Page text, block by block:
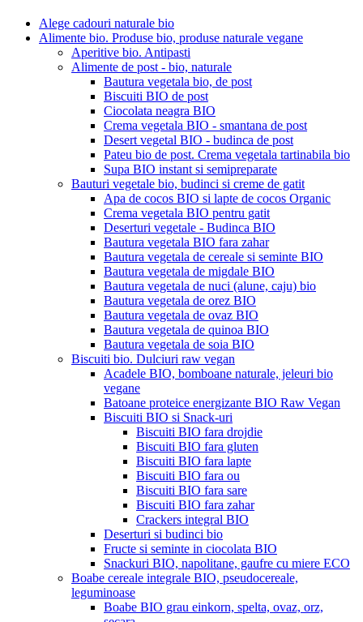
Alege cadouri naturale bio
Alimente bio. Produse bio, produse naturale vegane
Aperitive bio. Antipasti
Alimente de post - bio, naturale
Bautura vegetala bio, de post
Biscuiti BIO de post
Ciocolata neagra BIO
Crema vegetala BIO - smantana de post
Desert vegetal BIO - budinca de post
Pateu bio de post. Crema vegetala tartinabila bio
Supa BIO instant si semipreparate
Bauturi vegetale bio, budinci si creme de gatit
Apa de cocos BIO si lapte de cocos Organic
Crema vegetala BIO pentru gatit
Deserturi vegetale - Budinca BIO
Bautura vegetala BIO fara zahar
Bautura vegetala de cereale si seminte BIO
Bautura vegetala de migdale BIO
Bautura vegetala de nuci (alune, caju) bio
Bautura vegetala de orez BIO
Bautura vegetala de ovaz BIO
Bautura vegetala de quinoa BIO
Bautura vegetala de soia BIO
Biscuiti bio. Dulciuri raw vegan
Acadele BIO, bomboane naturale, jeleuri bio
vegane
Batoane proteice energizante BIO Raw Vegan
Biscuiti BIO si Snack-uri
Biscuiti BIO fara drojdie
Biscuiti BIO fara gluten
Biscuiti BIO fara lapte
Biscuiti BIO fara ou
Biscuiti BIO fara sare
Biscuiti BIO fara zahar
Crackers integral BIO
Deserturi si budinci bio
Fructe si seminte in ciocolata BIO
Snackuri BIO, napolitane, gaufre cu miere ECO
Boabe cereale integrale BIO, pseudocereale,
leguminoase
Boabe BIO grau einkorn, spelta, ovaz, orz,